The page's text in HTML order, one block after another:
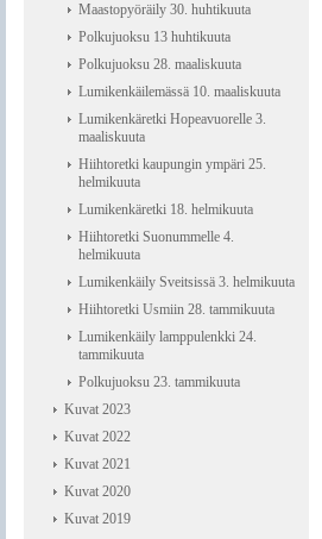
Maastopyöräily 30. huhtikuuta
Polkujuoksu 13 huhtikuuta
Polkujuoksu 28. maaliskuuta
Lumikenkäilemässä 10. maaliskuuta
Lumikenkäretki Hopeavuorelle 3.
maaliskuuta
Hiihtoretki kaupungin ympäri 25.
helmikuuta
Lumikenkäretki 18. helmikuuta
Hiihtoretki Suonummelle 4.
helmikuuta
Lumikenkäily Sveitsissä 3. helmikuuta
Hiihtoretki Usmiin 28. tammikuuta
Lumikenkäily lamppulenkki 24.
tammikuuta
Polkujuoksu 23. tammikuuta
Kuvat 2023
Kuvat 2022
Kuvat 2021
Kuvat 2020
Kuvat 2019